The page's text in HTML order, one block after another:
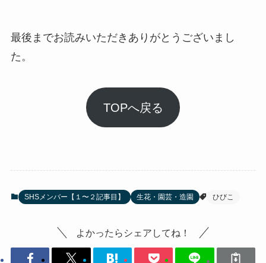
最後までお読みいただきありがとうございまし
た。
TOPへ戻る
SHSメンバー【１〜２記事目】 生花・園芸・造園 ひびこ
よかったらシェアしてね！